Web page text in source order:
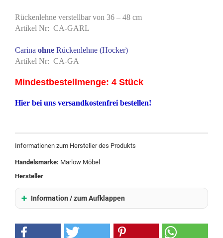
Rückenlehne verstellbar von 36 – 48 cm
Artikel Nr: CA-GARL
Carina ohne Rückenlehne (Hocker)
Artikel Nr: CA-GA
Mindestbestellmenge: 4 Stück
Hier bei uns versandkostenfrei bestellen!
Informationen zum Hersteller des Produkts
Handelsmarke: Marlow Möbel
Hersteller
Information / zum Aufklappen